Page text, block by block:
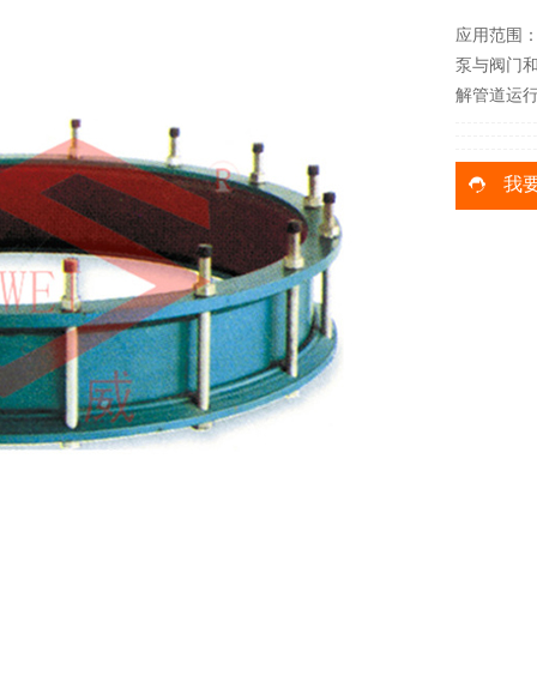
应用范围
泵与阀门
解管道运
我